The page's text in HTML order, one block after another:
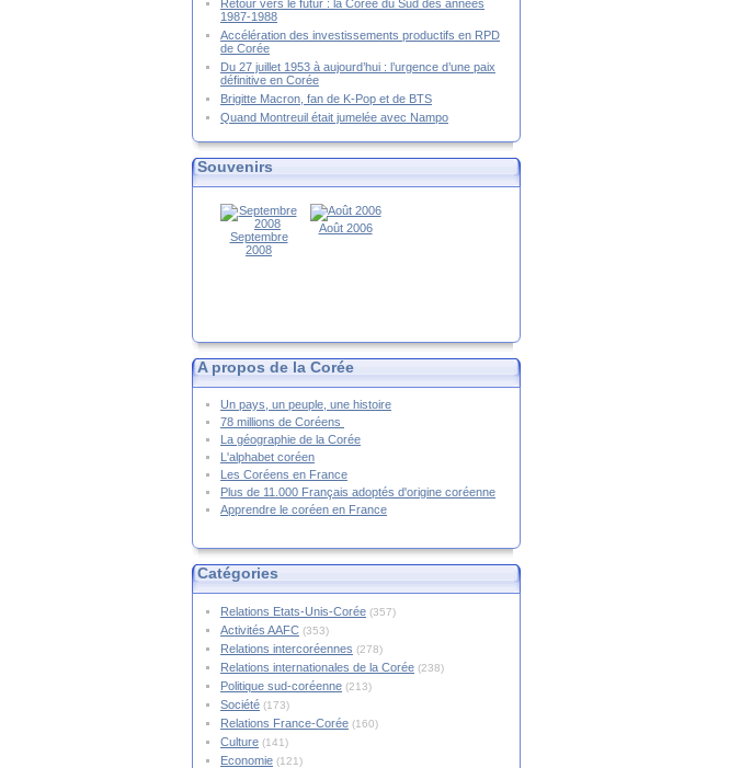
Retour vers le futur : la Corée du Sud des années
1987-1988
Accélération des investissements productifs en RPD
de Corée
Du 27 juillet 1953 à aujourd’hui : l’urgence d’une paix
définitive en Corée
Brigitte Macron, fan de K-Pop et de BTS
Quand Montreuil était jumelée avec Nampo
Souvenirs
Septembre
2008
Août 2006
A propos de la Corée
Un pays, un peuple, une histoire
78 millions de Coréens
La géographie de la Corée
L'alphabet coréen
Les Coréens en France
Plus de 11.000 Français adoptés d'origine coréenne
Apprendre le coréen en France
Catégories
Relations Etats-Unis-Corée (357)
Activités AAFC (353)
Relations intercoréennes (278)
Relations internationales de la Corée (238)
Politique sud-coréenne (213)
Société (173)
Relations France-Corée (160)
Culture (141)
Economie (121)